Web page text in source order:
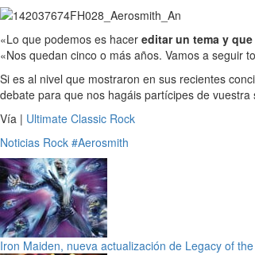
«Lo que podemos es hacer editar un tema y
«Nos quedan cinco o más años. Vamos a seguir
Si es al nivel que mostraron en sus recientes
debate para que nos hagáis partícipes de
Vía | Ultimate Classic Rock
Noticias Rock #Aerosmith
Iron Maiden, nueva actualización de Legacy of